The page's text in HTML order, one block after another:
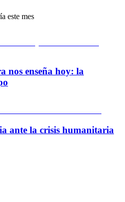
este mes
nos enseña hoy: la
ante la crisis humanitaria